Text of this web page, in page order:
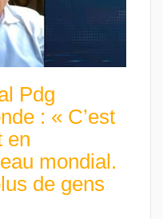
Pdg
: « C’est
en
mondial.
de gens